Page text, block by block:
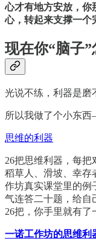
心才有地方安放，你
心，转起来支撑一个
现在你“脑子
光说不练，利器是磨
所以我做了个小东
思维的利器
26把思维利器，每把
稻草人、滑坡、幸
作坊真实课堂里的例
气连答二十题，给自
26把，你手里就有了
一诺工作坊的思维利